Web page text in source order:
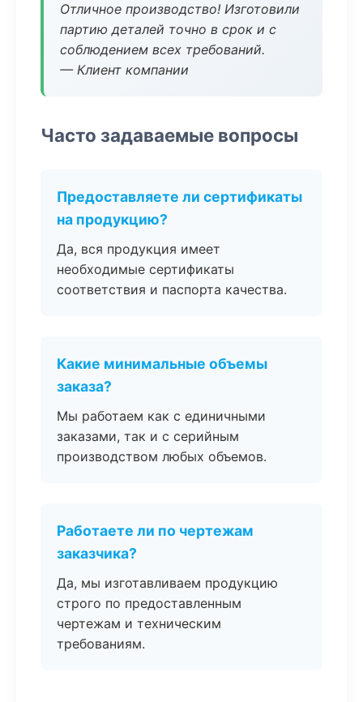
Отличное производство! Изготовили
партию деталей точно в срок и с
соблюдением всех требований.
— Клиент компании
Часто задаваемые вопросы
Предоставляете ли сертификаты
на продукцию?
Да, вся продукция имеет
необходимые сертификаты
соответствия и паспорта качества.
Какие минимальные объемы
заказа?
Мы работаем как с единичными
заказами, так и с серийным
производством любых объемов.
Работаете ли по чертежам
заказчика?
Да, мы изготавливаем продукцию
строго по предоставленным
чертежам и техническим
требованиям.